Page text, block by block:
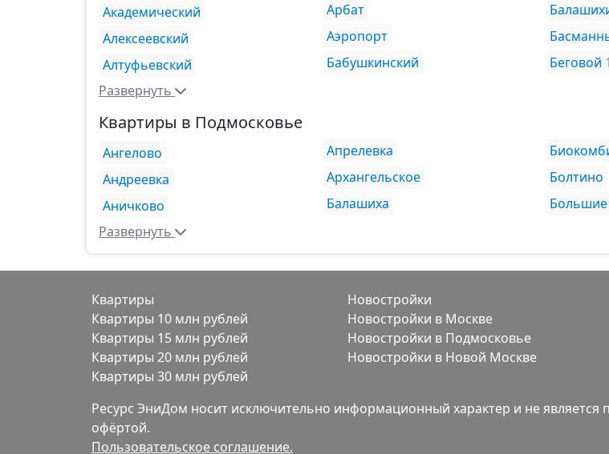
Академический
Алексеевский
Алтуфьевский
Арбат
Аэропорт
Бабушкинский
Беговой
Развернуть
Квартиры в Подмосковье
Ангелово
Андреевка
Аничково
Апрелевка
Архангельское
Балашиха
Болтино
Развернуть
Квартиры
Квартиры 10 млн рублей
Квартиры 15 млн рублей
Квартиры 20 млн рублей
Квартиры 30 млн рублей
Новостройки
Новостройки в Москве
Новостройки в Подмосковье
Новостройки в Новой Москве
Ресурс ЭниДом носит исключительно информационный характер и не является
офёртой.
Пользовательское соглашение.